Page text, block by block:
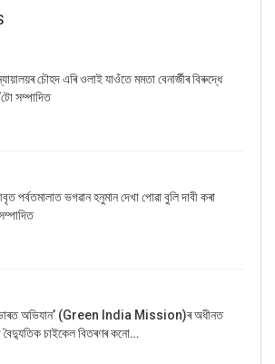
চৌহদ এৰি ওলাই যাওঁতে মমতা বেনাৰ্জীৰ বিৰুদ্ধে
সম্পাদিত
পৰ্বতমালাত ভগৱান হনুমান দেখা পোৱা বুলি দাবী কৰা
ভাৰত অভিযান’ (Green India Mission)ৰ অধীনত
বৈদ্যুতিক চাইকেল বিতৰণৰ কনো…